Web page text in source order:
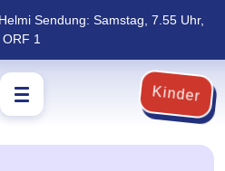
Sendung: Samstag, 7.55 Uhr,
ORF 1
Kinder